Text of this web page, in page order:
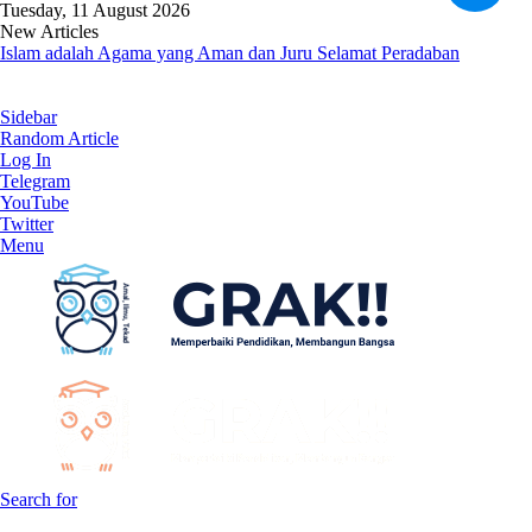
Tuesday, 11 August 2026
New Articles
Islam adalah Agama yang Aman dan Juru Selamat Peradaban
Sidebar
Random Article
Log In
Telegram
YouTube
Twitter
Menu
Search for